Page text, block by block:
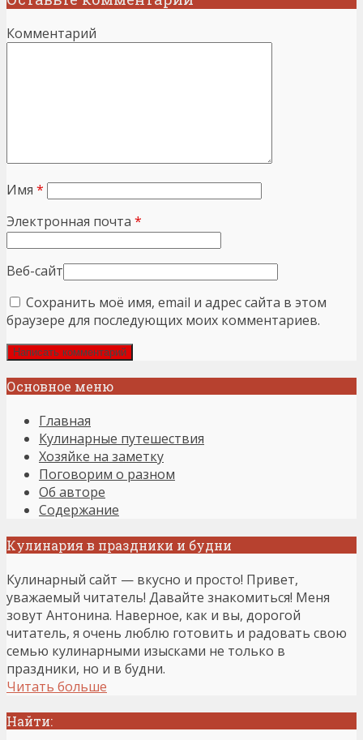
Комментарий
Имя *
Электронная почта *
Веб-сайт
Сохранить моё имя, email и адрес сайта в этом
браузере для последующих моих комментариев.
Основное меню
Главная
Кулинарные путешествия
Хозяйке на заметку
Поговорим о разном
Об авторе
Содержание
Кулинария в праздники и будни
Кулинарный сайт — вкусно и просто! Привет,
уважаемый читатель! Давайте знакомиться! Меня
зовут Антонина. Наверное, как и вы, дорогой
читатель, я очень люблю готовить и радовать свою
семью кулинарными изысками не только в
праздники, но и в будни.
Читать больше
Найти: